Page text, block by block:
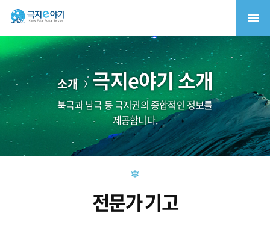
소개 극지e야기 소개
북극과 남극 등 극지권의 종합적인 정보를
제공합니다.
전문가 기고